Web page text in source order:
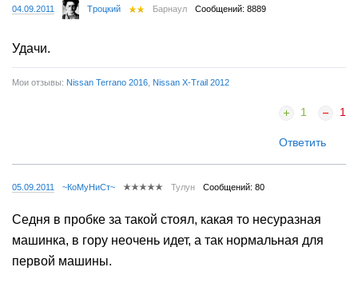
04.09.2011 Tроцкий Барнаул Сообщений: 8889
Удачи.
Мои отзывы: Nissan Terrano 2016 Nissan X-Trail 2012
1 1
Ответить
05.09.2011 ~КоМуНиСт~ Тулун Сообщений: 80
Седня в пробке за такой стоял, какая то несуразная
машинка, в гору неочень идет, а так нормальная для
первой машины.